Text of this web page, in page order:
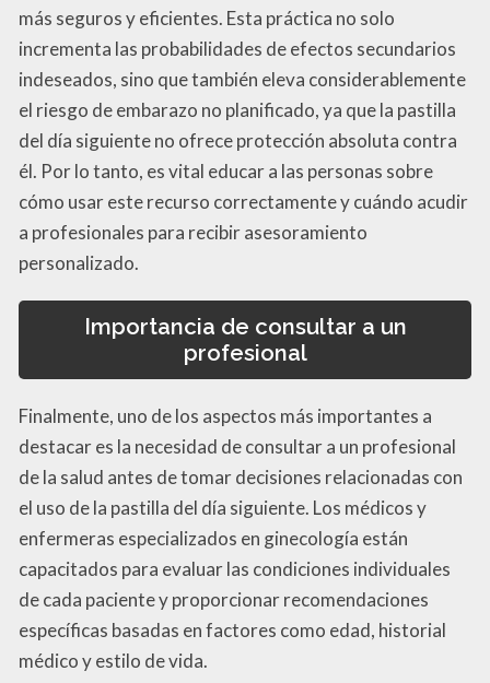
más seguros y eficientes. Esta práctica no solo
incrementa las probabilidades de efectos secundarios
indeseados, sino que también eleva considerablemente
el riesgo de embarazo no planificado, ya que la pastilla
del día siguiente no ofrece protección absoluta contra
él. Por lo tanto, es vital educar a las personas sobre
cómo usar este recurso correctamente y cuándo acudir
a profesionales para recibir asesoramiento
personalizado.
Importancia de consultar a un
profesional
Finalmente, uno de los aspectos más importantes a
destacar es la necesidad de consultar a un profesional
de la salud antes de tomar decisiones relacionadas con
el uso de la pastilla del día siguiente. Los médicos y
enfermeras especializados en ginecología están
capacitados para evaluar las condiciones individuales
de cada paciente y proporcionar recomendaciones
específicas basadas en factores como edad, historial
médico y estilo de vida.